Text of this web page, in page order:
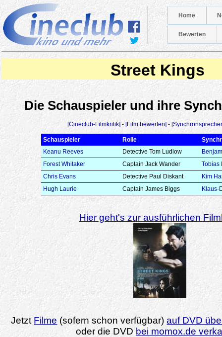
Home
Bewerten
Street Kings
Die Schauspieler und ihre
[Cineclub-Filmkritik] - [Film bewerten] -
Schauspieler Rolle
Keanu Reeves
Detective Tom Ludlow
Forest Whitaker
Captain Jack Wander
Tobias
Chris Evans
Detective Paul Diskant
Kim
Hugh Laurie
Captain James Biggs Klaus-
Hier geht's zur ausführlichen
Jetzt Filme (sofern schon verfügbar)auf DVD
oder die DVD bei momox.de